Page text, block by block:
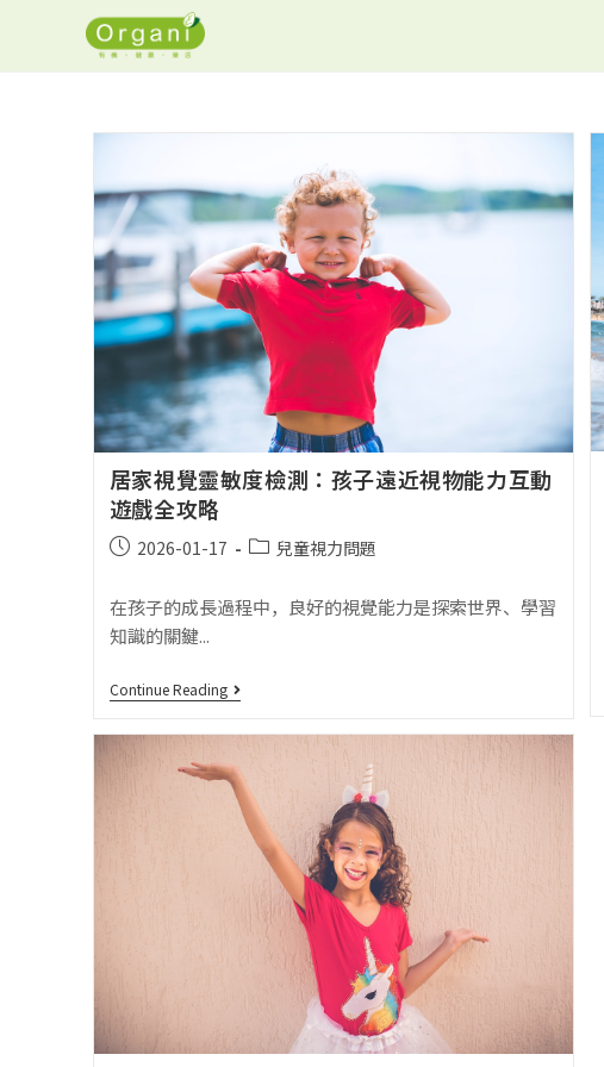
居家視覺靈敏度檢測：孩子遠近視物能力互動
遊戲全攻略
2026-01-17 兒童視力問題
在孩子的成長過程中，良好的視覺能力是探索世界、學習
知識的關鍵...
Continue Reading